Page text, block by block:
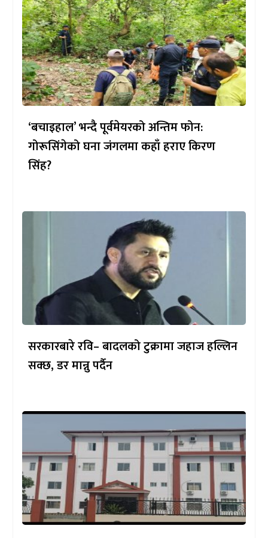
‘बचाइहाल’ भन्दै पूर्वमेयरको अन्तिम फोन:
गोरूसिंगेको घना जंगलमा कहाँ हराए किरण
सिंह?
सरकारबारे रवि– बादलको टुक्रामा जहाज हल्लिन
सक्छ, डर मान्नु पर्दैन